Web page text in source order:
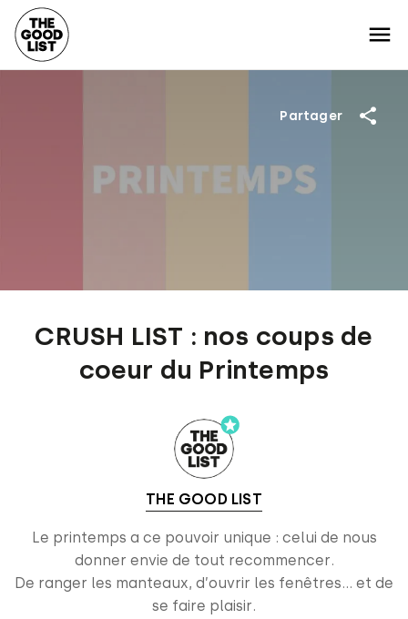
CRUSH LIST : nos coups de
coeur du Printemps
Partager
THE GOOD LIST
Le printemps a ce pouvoir unique : celui de nous
donner envie de tout recommencer.
De ranger les manteaux, d’ouvrir les fenêtres… et de
se faire plaisir.